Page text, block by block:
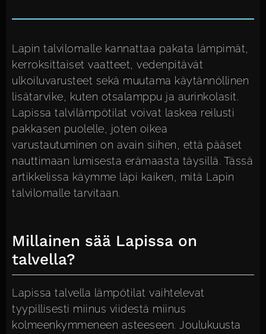
Lapin talvilomalle kannattaa pakata lämpimät,
kerroksittaiset vaatteet, vedenpitävät
ulkoiluvarusteet sekä muutama käytännöllinen
lisätarvike, kuten otsalamppu ja aurinkolasit.
Lapissa talvilämpötilat voivat laskea reilusti
pakkasen puolelle, joten oikea
varustautuminen on avain siihen, että pääset
nauttimaan lumisesta erämaasta täysillä. Tässä
artikkelissa käymme läpi kaiken, mitä Lapin
talvilomalle tarvitaan.
Millainen sää Lapissa on
talvella?
Lapissa talvella lämpötilat vaihtelevat
tyypillisesti miinus viidestä miinus
kolmeenkymmeneen asteeseen. Joulukuusta